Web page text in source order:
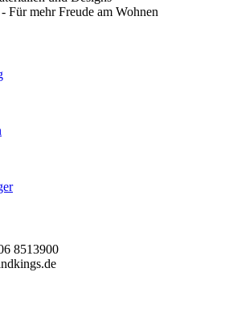
mehr Freude am Wohnen
8513900